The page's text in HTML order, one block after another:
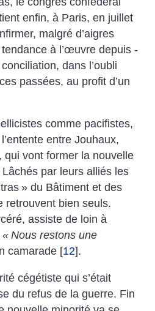
enfin, à Paris, en juillet
malgré d’aigres
à l’œuvre depuis
dans l’oubli
passées, au profit d’un
comme pacifistes,
entre Jouhaux,
qui vont former la nouvelle
par leurs alliés les
» du Bâtiment et des
retrouvent bien seuls.
assiste de loin à
« Nous restons une
camarade [12].
cégétiste qui s’était
du refus de la guerre. Fin